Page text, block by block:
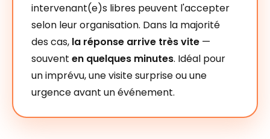
intervenant(e)s libres peuvent l'accepter
selon leur organisation. Dans la majorité
des cas, la réponse arrive très vite —
souvent en quelques minutes. Idéal pour
un imprévu, une visite surprise ou une
urgence avant un événement.